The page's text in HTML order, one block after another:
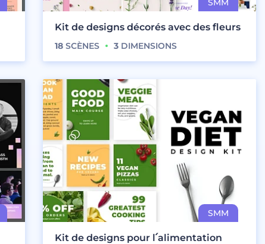
Kit de designs décorés avec des fleurs
18 SCÈNES 3 DIMENSIONS
Kit de designs pour l՛alimentation